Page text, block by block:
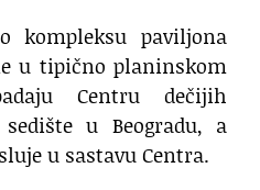
kompleksu paviljona
u tipično planinskom
Centru dečijih
u Beogradu, a
u sastavu Centra.